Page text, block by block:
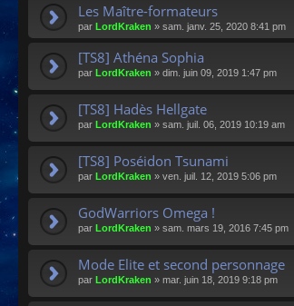
Les Maître-formateurs
par LordKraken » sam. janv. 25, 2020 8:41 pm
[TS8] Athéna Sophia
par LordKraken » dim. juin 09, 2019 1:47 pm
[TS8] Hadès Hellgate
par LordKraken » sam. juil. 06, 2019 10:19 am
[TS8] Poséidon Tsunami
par LordKraken » ven. juil. 12, 2019 5:06 pm
GodWarriors Omega !
par LordKraken » sam. mars 19, 2016 7:45 pm
Mode Elite et second personnage
par LordKraken » mar. juin 18, 2019 9:18 pm